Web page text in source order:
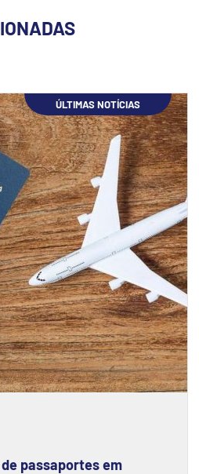
ÚLTIMAS NOTÍCIAS
passaportes em